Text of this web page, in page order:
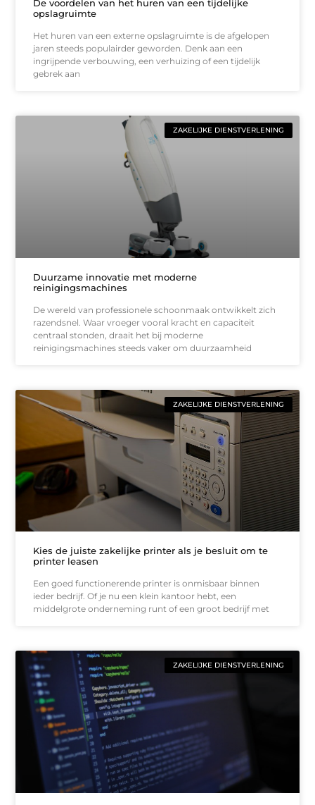
De voordelen van het huren van een tijdelijke
opslagruimte
Het huren van een externe opslagruimte is de afgelopen
jaren steeds populairder geworden. Denk aan een
ingrijpende verbouwing, een verhuizing of een tijdelijk
gebrek aan
ZAKELIJKE DIENSTVERLENING
Duurzame innovatie met moderne
reinigingsmachines
De wereld van professionele schoonmaak ontwikkelt zich
razendsnel. Waar vroeger vooral kracht en capaciteit
centraal stonden, draait het bij moderne
reinigingsmachines steeds vaker om duurzaamheid
ZAKELIJKE DIENSTVERLENING
Kies de juiste zakelijke printer als je besluit om te
printer leasen
Een goed functionerende printer is onmisbaar binnen
ieder bedrijf. Of je nu een klein kantoor hebt, een
middelgrote onderneming runt of een groot bedrijf met
ZAKELIJKE DIENSTVERLENING